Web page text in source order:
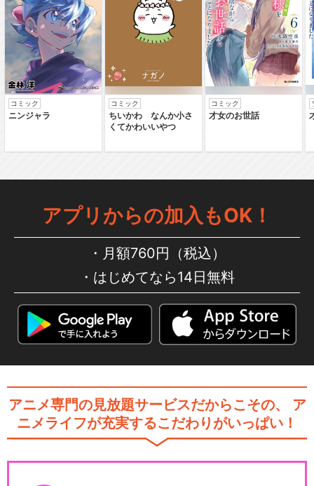
コミック
ニンジャラ
コミック
ちいかわ なんか小さ
くてかわいいやつ
コミック
才女のお世話
アプリからの加入もOK！
月額760円（税込）
はじめてなら14日無料
アニメ専門の見放題サービスだからこその、
ア
ニメライフが充実するこだわりがいっぱい！